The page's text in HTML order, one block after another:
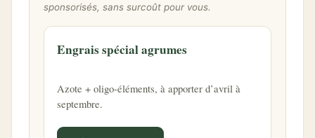
sponsorisés, sans surcoût pour vous.
Engrais spécial agrumes
Azote + oligo-éléments, à apporter d’avril à
septembre.